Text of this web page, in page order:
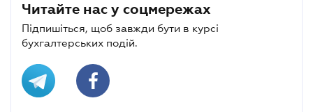
Читайте нас у соцмережах
Підпишіться, щоб завжди бути в курсі
бухгалтерських подій.